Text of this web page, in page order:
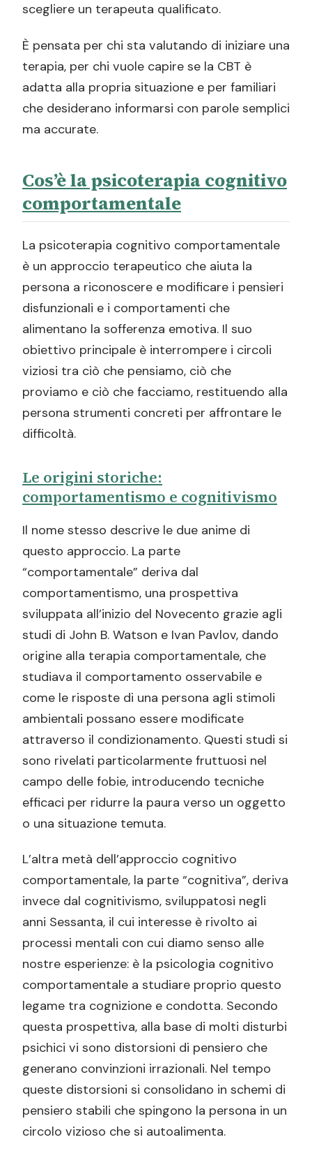
Cosa dicono le linee guida
Cosa dicono i dati
Un’importante precisazione
Varianti moderne e integrazioni della
terapia cognitivo comportamentale
Risorse utili e letture consigliate
Domande frequenti sulla terapia cognitivo
In quanto tempo si vedono i primi risultati
con la terapia cognitivo
comportamentale?
Quanto costa una seduta di terapia
Quante sedute servono?
Chi può fare la terapia cognitivo
comportamentale?
La terapia cognitivo comportamentale è
Meglio la terapia cognitivo
comportamentale o la psicoanalisi?
scegliere un terapeuta qualificato.
È pensata per chi sta valutando di iniziare una
terapia, per chi vuole capire se la CBT è
adatta alla propria situazione e per familiari
che desiderano informarsi con parole semplici
ma accurate.
Cos’è la psicoterapia cognitivo
comportamentale
La psicoterapia cognitivo comportamentale
è un approccio terapeutico che aiuta la
persona a riconoscere e modificare i pensieri
disfunzionali e i comportamenti che
alimentano la sofferenza emotiva. Il suo
obiettivo principale è interrompere i circoli
viziosi tra ciò che pensiamo, ciò che
proviamo e ciò che facciamo, restituendo alla
persona strumenti concreti per affrontare le
difficoltà.
Le origini storiche:
comportamentismo e cognitivismo
Il nome stesso descrive le due anime di
questo approccio. La parte
“comportamentale” deriva dal
comportamentismo, una prospettiva
sviluppata all’inizio del Novecento grazie agli
studi di John B. Watson e Ivan Pavlov, dando
origine alla terapia comportamentale, che
studiava il comportamento osservabile e
come le risposte di una persona agli stimoli
ambientali possano essere modificate
attraverso il condizionamento. Questi studi si
sono rivelati particolarmente fruttuosi nel
campo delle fobie, introducendo tecniche
efficaci per ridurre la paura verso un oggetto
o una situazione temuta.
L’altra metà dell’approccio cognitivo
comportamentale, la parte “cognitiva”, deriva
invece dal cognitivismo, sviluppatosi negli
anni Sessanta, il cui interesse è rivolto ai
processi mentali con cui diamo senso alle
nostre esperienze: è la psicologia cognitivo
comportamentale a studiare proprio questo
legame tra cognizione e condotta. Secondo
questa prospettiva, alla base di molti disturbi
psichici vi sono distorsioni di pensiero che
generano convinzioni irrazionali. Nel tempo
queste distorsioni si consolidano in schemi di
pensiero stabili che spingono la persona in un
circolo vizioso che si autoalimenta.